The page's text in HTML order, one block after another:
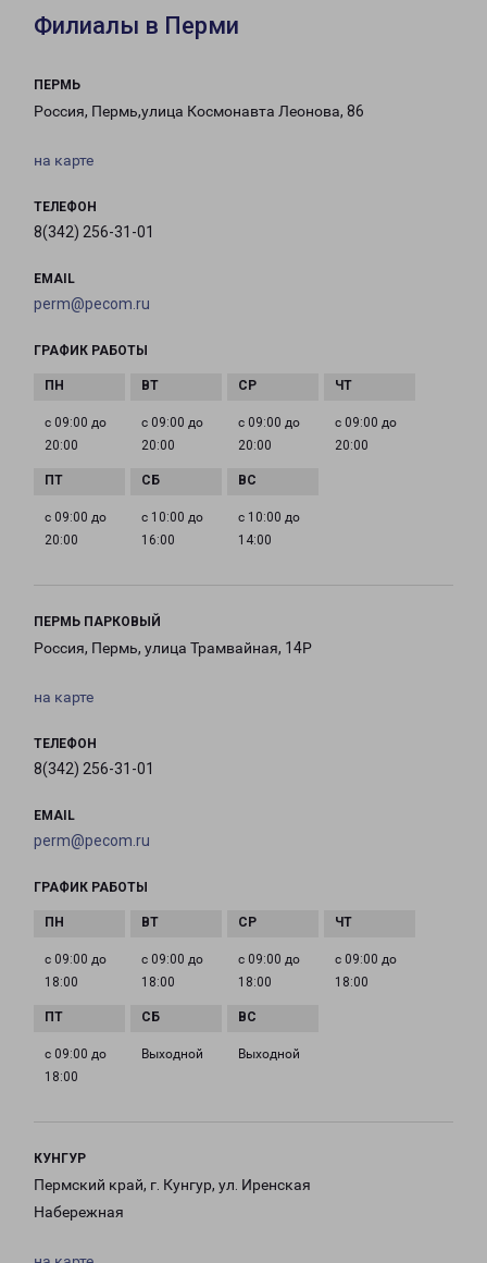
Филиалы в Перми
ПЕРМЬ
Россия, Пермь,улица Космонавта Леонова, 86
на карте
ТЕЛЕФОН
8(342) 256-31-01
EMAIL
perm@pecom.ru
ГРАФИК РАБОТЫ
с 09:00 до
20:00
с 09:00 до
20:00
с 09:00 до
20:00
с 09:00 до
20:00
с 09:00 до
20:00
с 10:00 до
16:00
с 10:00 до
14:00
ПЕРМЬ ПАРКОВЫЙ
Россия, Пермь, улица Трамвайная, 14Р
на карте
ТЕЛЕФОН
8(342) 256-31-01
EMAIL
perm@pecom.ru
ГРАФИК РАБОТЫ
с 09:00 до
18:00
с 09:00 до
18:00
с 09:00 до
18:00
с 09:00 до
18:00
с 09:00 до
18:00
Выходной Выходной
КУНГУР
Пермский край, г. Кунгур, ул. Иренская
Набережная